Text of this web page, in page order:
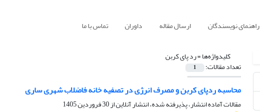
راهنمای نویسندگان ارسال مقاله داوران تماس با ما
کلیدواژه‌ها =رد پای کربن
تعداد مقالات: 1
محاسبه ردپای کربن و مصرف انرژی در تصفیه خانه فاضلاب شهری ساری
مقالات آماده انتشار، پذیرفته شده، انتشار آنلاین از30 فروردین 1405